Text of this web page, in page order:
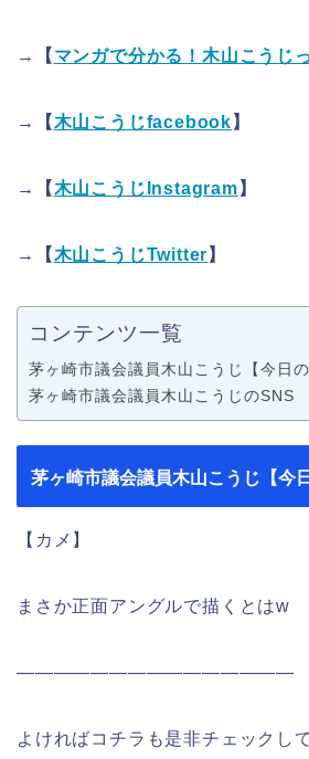
→【 マンガで分かる！木山こうじ
→【木山こうじfacebook 】
→【木山こうじInstagram 】
→【木山こうじTwitter 】
コンテンツ一覧
茅ヶ崎市議会議員木山こうじ【今日の
茅ヶ崎市議会議員木山こうじのSNS
茅ヶ崎市議会議員木山こうじ【今
【カメ】
まさか正面アングルで描くとはw
———————————————
よければコチラも是非チェックし